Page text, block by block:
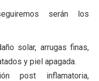
serán los
solar, arrugas finas,
y piel apagada.
post inflamatoria,